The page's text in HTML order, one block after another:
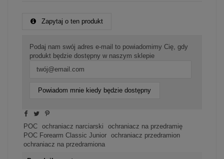
Zapytaj o ten produkt
Podaj nam swój adres e-mail to powiadomimy Cię, gdy
produkt będzie dostępny w naszym sklepie
Powiadom mnie kiedy będzie dostępny
POC ochraniacz narciarski
ochraniacz na przedramię
POC Forearm Classic Junior
ochraniacz przedramion
ochraniacz na przedramiona